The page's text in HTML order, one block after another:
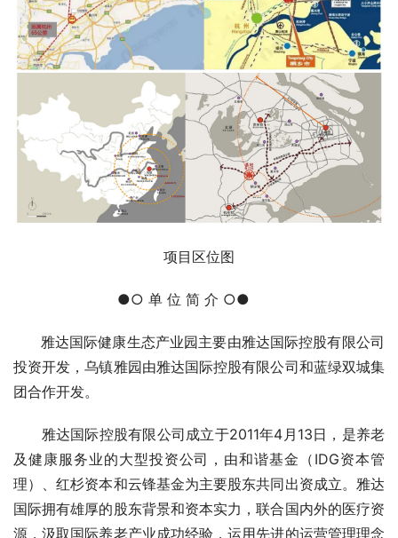
项目区位图
●○ 单 位 简 介 ○●
投资开发，乌镇雅园由雅达国际控股有限公司和蓝绿双城集
团合作开发。
及健康服务业的大型投资公司，由和谐基金（IDG资本管
理）、红杉资本和云锋基金为主要股东共同出资成立。雅达
国际拥有雄厚的股东背景和资本实力，联合国内外的医疗资
源，汲取国际养老产业成功经验，运用先进的运营管理理念